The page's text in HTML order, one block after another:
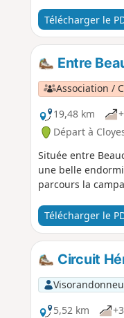
Télécharger le
Entre
Association /
19,48 km
Départ à
Située entre
une belle
parcours la
Télécharger le
Circuit
5,52 km